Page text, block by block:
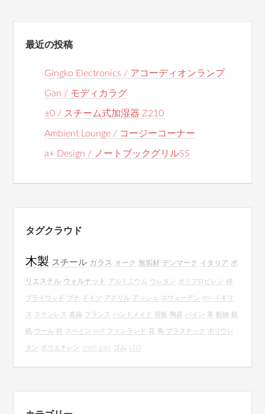
最近の投稿
Gingko Electronics / アコーディオンランプ
Gan / モディカラグ
±0 / スチーム式加湿器 Z210
Ambient Lounge / コージーコーナー
a+ Design / ノートブックグリルSS
タグクラウド
木製 スチール ガラス オーク 無垢材 デンマーク イタリア ポ
リエステル ウォルナット アルミニウム ウレタン ポリプロピレン 綿
プライウッド ブナ ドイツ アクリル アッシュ スウェーデン abs イギリ
ス ステンレス 真鍮 フランス ハンドメイド 突板 陶器 パイン 革 動物 鏡
紙 ウール 鉄 スペイン mdf フィンランド 花 鳥 プラスチック ポリウレ
タン ポリエチレン crash gate ゴム LED